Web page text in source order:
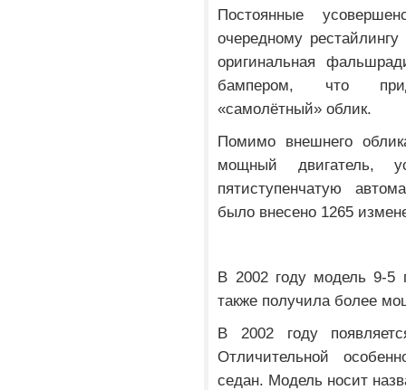
Постоянные
очередному
оригинальная
бампером, что
«самолётный» облик.
Помимо внешнего
мощный двигатель,
пятиступенчатую
было внесено 1265
В 2002 году модель 9-5
также получила более
В 2002 году
Отличительной
седан. Модель носит